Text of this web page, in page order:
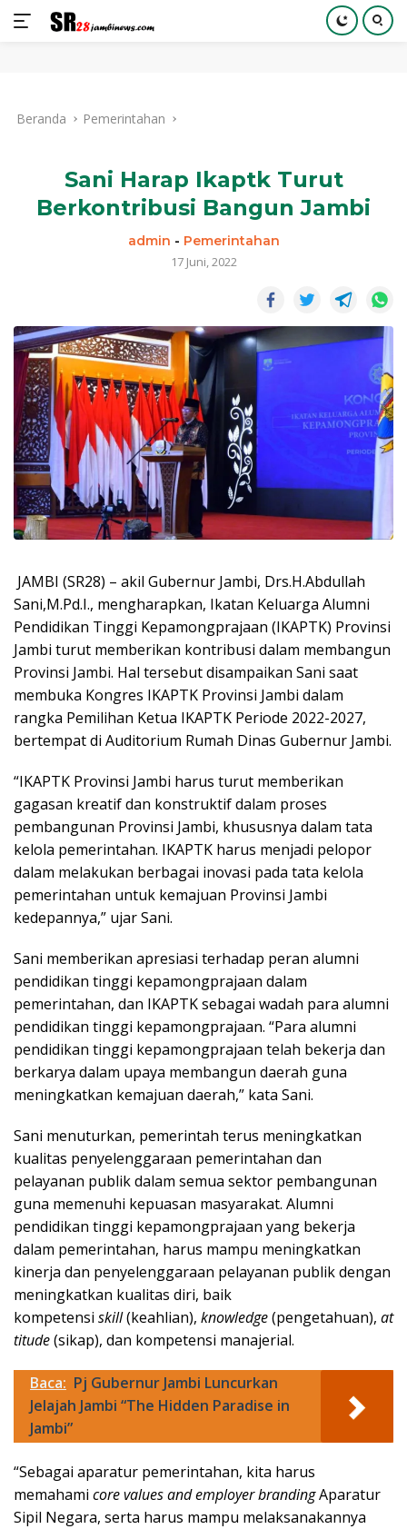
kontenBeranda Pemerintahan
Sani Harap Ikaptk Turut
Berkontribusi Bangun Jambi
admin - Pemerintahan
17 Juni, 2022
JAMBI (SR28) – akil Gubernur Jambi, Drs.H.Abdullah
Sani,M.Pd.I., mengharapkan, Ikatan Keluarga Alumni
Pendidikan Tinggi Kepamongprajaan (IKAPTK) Provinsi
Jambi turut memberikan kontribusi dalam membangun
Provinsi Jambi. Hal tersebut disampaikan Sani saat
membuka Kongres IKAPTK Provinsi Jambi dalam
rangka Pemilihan Ketua IKAPTK Periode 2022-2027,
bertempat di Auditorium Rumah Dinas Gubernur Jambi.
“IKAPTK Provinsi Jambi harus turut memberikan
gagasan kreatif dan konstruktif dalam proses
pembangunan Provinsi Jambi, khususnya dalam tata
kelola pemerintahan. IKAPTK harus menjadi pelopor
dalam melakukan berbagai inovasi pada tata kelola
pemerintahan untuk kemajuan Provinsi Jambi
kedepannya,” ujar Sani.
Sani memberikan apresiasi terhadap peran alumni
pendidikan tinggi kepamongprajaan dalam
pemerintahan, dan IKAPTK sebagai wadah para alumni
pendidikan tinggi kepamongprajaan. “Para alumni
pendidikan tinggi kepamongprajaan telah bekerja dan
berkarya dalam upaya membangun daerah guna
meningkatkan kemajuan daerah,” kata Sani.
Sani menuturkan, pemerintah terus meningkatkan
kualitas penyelenggaraan pemerintahan dan
pelayanan publik dalam semua sektor pembangunan
guna memenuhi kepuasan masyarakat. Alumni
pendidikan tinggi kepamongprajaan yang bekerja
dalam pemerintahan, harus mampu meningkatkan
kinerja dan penyelenggaraan pelayanan publik dengan
meningkatkan kualitas diri, baik
kompetensi skill(keahlian), knowledge(pengetahuan), at
titude(sikap), dan kompetensi manajerial.
Baca: Pj Gubernur Jambi Luncurkan
Jelajah Jambi “The Hidden Paradise in
Jambi”
“Sebagai aparatur pemerintahan, kita harus
memahami core valuesandemployer brandingAparatur
Sipil Negara, serta harus mampu melaksanakannya